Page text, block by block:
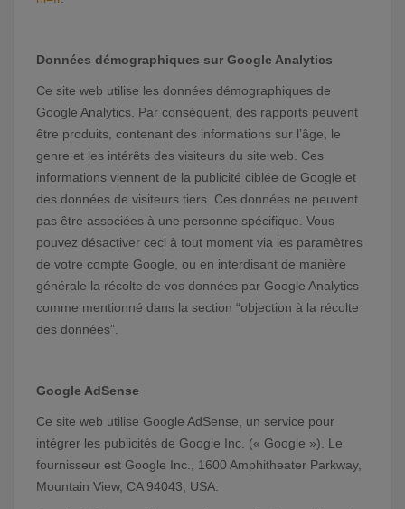
Données démographiques sur Google Analytics
Ce site web utilise les données démographiques de
Google Analytics. Par conséquent, des rapports peuvent
être produits, contenant des informations sur l’âge, le
genre et les intérêts des visiteurs du site web. Ces
informations viennent de la publicité ciblée de Google et
des données de visiteurs tiers. Ces données ne peuvent
pas être associées à une personne spécifique. Vous
pouvez désactiver ceci à tout moment via les paramètres
de votre compte Google, ou en interdisant de manière
générale la récolte de vos données par Google Analytics
comme mentionné dans la section “objection à la récolte
des données”.
Google AdSense
Ce site web utilise Google AdSense, un service pour
intégrer les publicités de Google Inc. (« Google »). Le
fournisseur est Google Inc., 1600 Amphitheater Parkway,
Mountain View, CA 94043, USA.